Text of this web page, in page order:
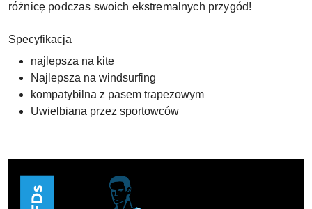
różnicę podczas swoich ekstremalnych przygód!
Specyfikacja
najlepsza na kite
Najlepsza na windsurfing
kompatybilna z pasem trapezowym
Uwielbiana przez sportowców